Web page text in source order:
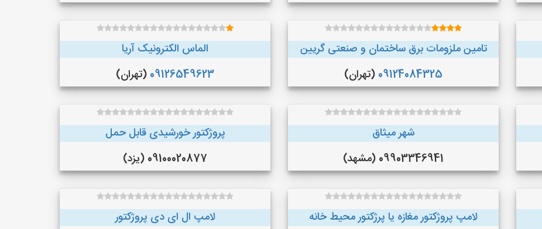
تامین ملزومات برق ساختمان و صنعتی گریین
09124084325 (تهران)
الماس الکترونیک آریا
09126549623 (تهران)
شهر میثاق
09903346941 (مشهد)
پروژکتور خورشیدی قابل حمل
09100020877 (یزد)
لامپ پروژکتور مغازه یا پرژکتور محیط خانه لامپ ال ای دی پروژکتور